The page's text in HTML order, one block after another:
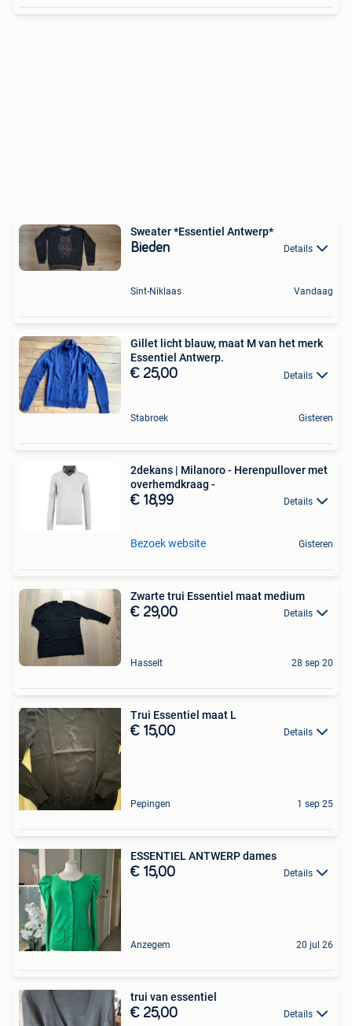
Sweater *Essentiel Antwerp*
Bieden Details
Sint-Niklaas Vandaag
Gillet licht blauw, maat M van het merk
Essentiel Antwerp.
€ 25,00 Details
Stabroek Gisteren
2dekans | Milanoro - Herenpullover met
overhemdkraag -
€ 18,99 Details
Bezoek website Gisteren
Zwarte trui Essentiel maat medium
€ 29,00 Details
Hasselt 28 sep 20
Trui Essentiel maat L
€ 15,00 Details
Pepingen 1 sep 25
ESSENTIEL ANTWERP dames
€ 15,00 Details
Anzegem 20 jul 26
trui van essentiel
€ 25,00 Details